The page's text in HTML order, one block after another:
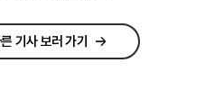
기사 보러 가기